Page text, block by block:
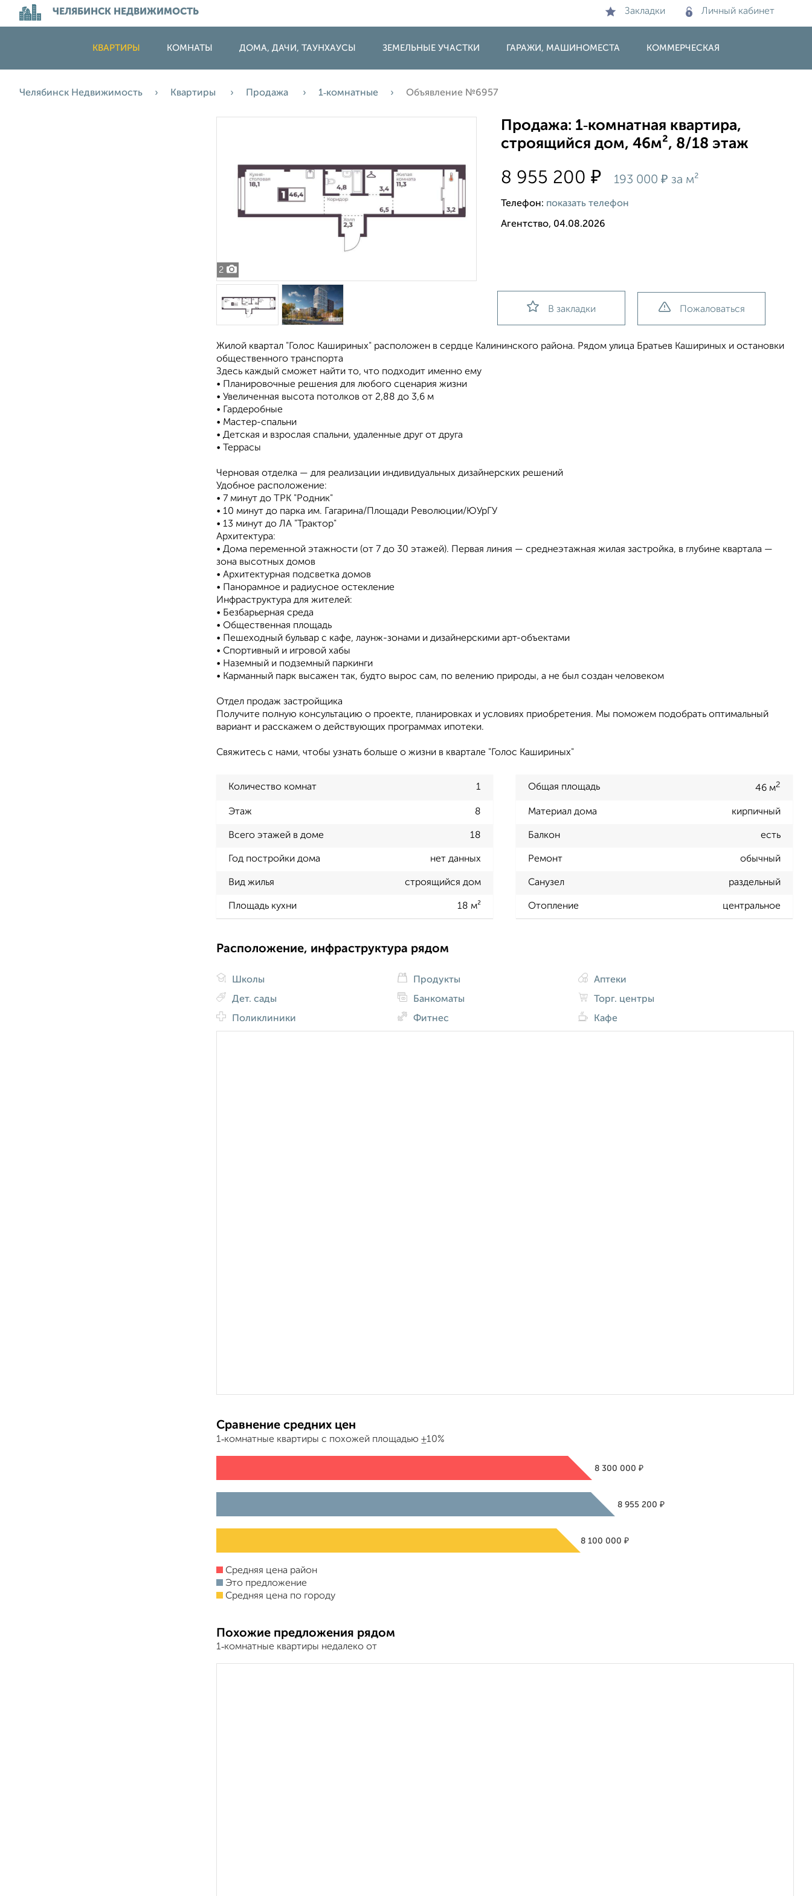
ЧЕЛЯБИНСК НЕДВИЖИМОСТЬ Закладки Личный кабинет
КВАРТИРЫ КОМНАТЫ ДОМА, ДАЧИ, ТАУНХАУСЫ ЗЕМЕЛЬНЫЕ УЧАСТКИ ГАРАЖИ, МАШИНОМЕСТА КОММЕРЧЕСКАЯ
Челябинск Недвижимость Квартиры Продажа 1‑комнатные Объявление №6957
2
Продажа: 1‑комнатная квартира,
строящийся дом, 46м², 8/18 этаж
8 955 200₽ 193 000₽ за м²
Телефон: показать телефон
Агентство, 04.08.2026
В закладки Пожаловаться
Жилой квартал "Голос Кашириных" расположен в сердце Калининского района. Рядом улица Братьев Кашириных и остановки
общественного транспорта
Здесь каждый сможет найти то, что подходит именно ему
• Планировочные решения для любого сценария жизни
• Увеличенная высота потолков от 2,88 до 3,6 м
• Гардеробные
• Мастер-спальни
• Детская и взрослая спальни, удаленные друг от друга
• Террасы
Черновая отделка — для реализации индивидуальных дизайнерских решений
Удобное расположение:
• 7 минут до ТРК "Родник"
• 10 минут до парка им. Гагарина/Площади Революции/ЮУрГУ
• 13 минут до ЛА "Трактор"
Архитектура:
• Дома переменной этажности (от 7 до 30 этажей). Первая линия — среднеэтажная жилая застройка, в глубине квартала —
зона высотных домов
• Архитектурная подсветка домов
• Панорамное и радиусное остекление
Инфраструктура для жителей:
• Безбарьерная среда
• Общественная площадь
• Пешеходный бульвар с кафе, лаунж-зонами и дизайнерскими арт-объектами
• Спортивный и игровой хабы
• Наземный и подземный паркинги
• Карманный парк высажен так, будто вырос сам, по велению природы, а не был создан человеком
Отдел продаж застройщика
Получите полную консультацию о проекте, планировках и условиях приобретения. Мы поможем подобрать оптимальный
вариант и расскажем о действующих программах ипотеки.
Свяжитесь с нами, чтобы узнать больше о жизни в квартале "Голос Кашириных"
Количество комнат 1 Общая площадь 46 м2
Этаж 8 Материал дома кирпичный
Всего этажей в доме 18 Балкон есть
Год постройки дома нет данных Ремонт обычный
Вид жилья строящийся дом Санузел раздельный
Площадь кухни 18 м² Отопление центральное
Расположение, инфраструктура рядом
Школы
Дет. сады
Поликлиники
Продукты
Банкоматы
Фитнес
Аптеки
Торг. центры
Кафе
Сравнение средних цен
1‑комнатные квартиры с похожей площадью ±10%
8 300 000 ₽
8 955 200₽
8 100 000 ₽
Средняя цена район
Это предложение
Средняя цена по городу
Похожие предложения рядом
1‑комнатные квартиры недалеко от